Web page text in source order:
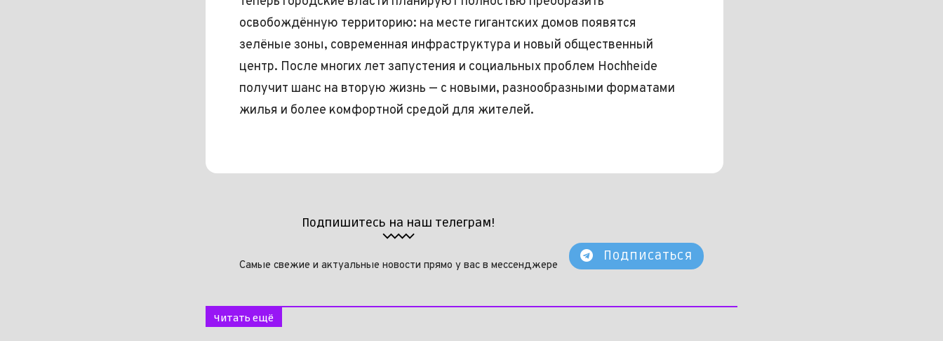
освобождённую территорию: на месте гигантских домов появятся
зелёные зоны, современная инфраструктура и новый общественный
центр. После многих лет запустения и социальных проблем Hochheide
получит шанс на вторую жизнь — с новыми, разнообразными форматами
жилья и более комфортной средой для жителей.
Подпишитесь на наш телеграм!
Самые свежие и актуальные новости прямо у вас в мессенджере
Подписаться
Читать ещё